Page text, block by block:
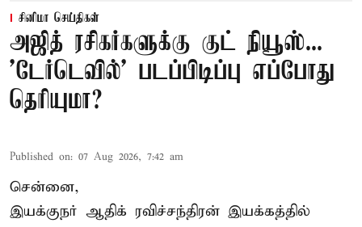
சினிமா செய்திகள்
அஜித் ரசிகர்களுக்கு குட் நியூஸ்...
'டேர்டெவில்' படப்பிடிப்பு எப்போது
தெரியுமா?
Published on: 07 Aug 2026, 7:42 am
சென்னை,
இயக்குநர் ஆதிக் ரவிச்சந்திரன் இயக்கத்தில்